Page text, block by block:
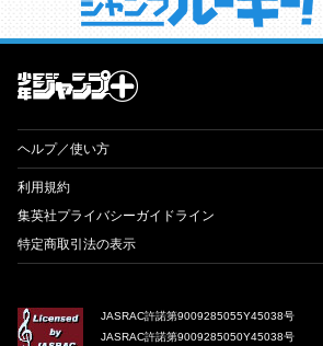
才能溢れる投稿作が読み放題！ ジ
ヘルプ／使い方
利用規約
集英社プライバシーガイドライン
特定商取引法の表示
JASRAC許諾第9009285055Y45038号
JASRAC許諾第9009285050Y45038号